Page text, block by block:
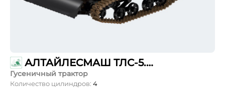
АЛТАЙЛЕСМАШ ТЛС-5.01 «БАРНАУЛЕЦ»
Гусеничный трактор
Количество цилиндров: 4